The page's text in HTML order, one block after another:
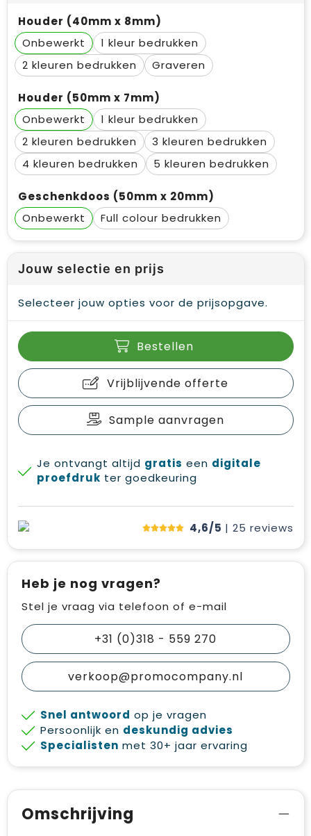
Houder (40mm x 8mm)
Onbewerkt
1
2
Graveren
Houder (50mm x 7mm)
Onbewerkt
1
2
3
4
5
Geschenkdoos (50mm x 20mm)
Onbewerkt
Full colour
Jouw selectie en prijs
Selecteer jouw opties voor de prijsopgave.
Bestellen
Vrijblijvende offerte
Sample aanvragen
Je ontvangt altijd gratis een digitale
proefdruk ter goedkeuring
4,6/5 | 25 reviews
Heb je nog vragen?
Stel je vraag via telefoon of e-mail
+31 (0)318 - 559 270
verkoop@promocompany.nl
Snel antwoord op je vragen
Persoonlijk en deskundig advies
Specialisten met 30+ jaar ervaring
Omschrijving